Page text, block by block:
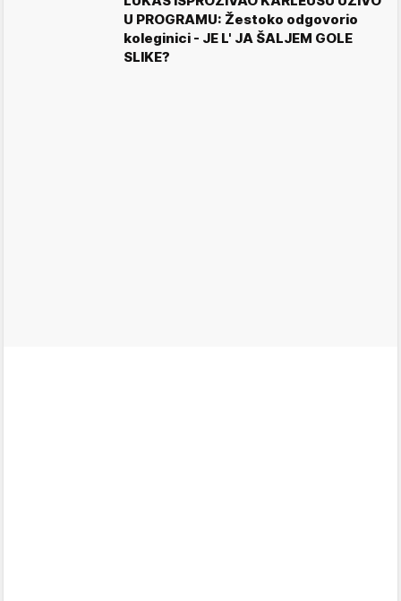
U PROGRAMU: Žestoko odgovorio
koleginici - JE L' JA ŠALJEM GOLE
SLIKE?